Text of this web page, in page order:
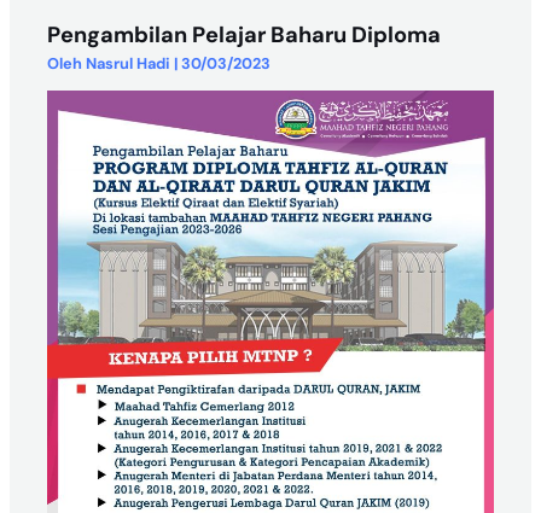
Pengambilan Pelajar Baharu Diploma
Oleh Nasrul Hadi |30/03/2023